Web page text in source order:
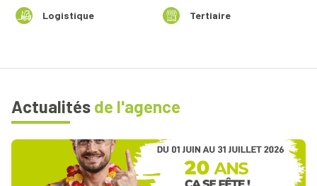
Logistique Tertiaire
Actualités de l'agence